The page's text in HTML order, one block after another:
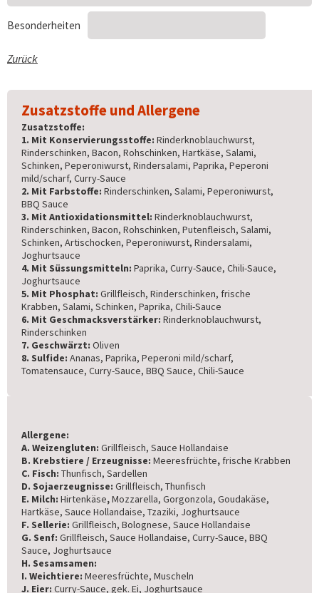
Besonderheiten
Zurück
Zusatzstoffe und Allergene
Zusatzstoffe:
1. Mit Konservierungsstoffe: Rinderknoblauchwurst,
Rinderschinken, Bacon, Rohschinken, Hartkäse, Salami,
Schinken, Peperoniwurst, Rindersalami, Paprika, Peperoni
mild/scharf, Curry-Sauce
2. Mit Farbstoffe: Rinderschinken, Salami, Peperoniwurst,
BBQ Sauce
3. Mit Antioxidationsmittel: Rinderknoblauchwurst,
Rinderschinken, Bacon, Rohschinken, Putenfleisch, Salami,
Schinken, Artischocken, Peperoniwurst, Rindersalami,
Joghurtsauce
4. Mit Süssungsmitteln: Paprika, Curry-Sauce, Chili-Sauce,
Joghurtsauce
5. Mit Phosphat: Grillfleisch, Rinderschinken, frische
Krabben, Salami, Schinken, Paprika, Chili-Sauce
6. Mit Geschmacksverstärker: Rinderknoblauchwurst,
Rinderschinken
7. Geschwärzt: Oliven
8. Sulfide: Ananas, Paprika, Peperoni mild/scharf,
Tomatensauce, Curry-Sauce, BBQ Sauce, Chili-Sauce
Allergene:
A. Weizengluten: Grillfleisch, Sauce Hollandaise
B. Krebstiere / Erzeugnisse: Meeresfrüchte, frische Krabben
C. Fisch: Thunfisch, Sardellen
D. Sojaerzeugnisse: Grillfleisch, Thunfisch
E. Milch: Hirtenkäse,Mozzarella, Gorgonzola, Goudakäse,
Hartkäse, Sauce Hollandaise, Tzaziki, Joghurtsauce
F. Sellerie: Grillfleisch, Bolognese, Sauce Hollandaise
G. Senf: Grillfleisch, Sauce Hollandaise, Curry-Sauce, BBQ
Sauce, Joghurtsauce
H. Sesamsamen:
I. Weichtiere: Meeresfrüchte, Muscheln
J. Eier: Curry-Sauce, gek. Ei, Joghurtsauce